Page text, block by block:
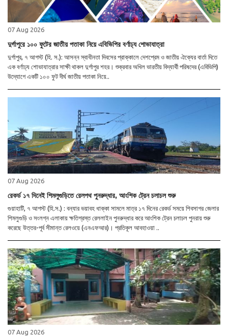
07 Aug 2026
দুর্গাপুরে ১০০ ফুটের জাতীয় পতাকা নিয়ে এবিভিপির বর্ণাঢ্য শোভাযাত্রা
দুর্গাপুর, ৭ আগস্ট (হি. স.): আসন্ন স্বাধীনতা দিবসের প্রাক্কালে দেশপ্রেম ও জাতীয় ঐক্যের বার্তা দিতে
এক বর্ণাঢ্য শোভাযাত্রার সাক্ষী থাকল দুর্গাপুর শহর। শুক্রবার অখিল ভারতীয় বিদ্যার্থী পরিষদের (এবিভিপি)
উদ্যোগে একটি ১০০ ফুট দীর্ঘ জাতীয় পতাকা নিয়ে..
07 Aug 2026
রেকর্ড ১৭ দিনেই শিমলুগুড়িতে রেলপথ পুনরুদ্ধার, আংশিক ট্রেন চলাচল শুরু
গুয়াহাটি, ৭ আগস্ট (হি.স.) : বন্যার ভয়াবহ ধাক্কা সামলে মাত্র ১৭ দিনের রেকর্ড সময়ে শিবসাগর জেলার
শিমলুগুড়ি ও সংলগ্ন এলাকায় ক্ষতিগ্রস্ত রেললাইন পুনরুদ্ধার করে আংশিক ট্রেন চলাচল পুনরায় শুরু
করেছে উত্তর-পূর্ব সীমান্ত রেলওয়ে (এনএফআর)। প্রতিকূল আবহাওয়া ..
07 Aug 2026